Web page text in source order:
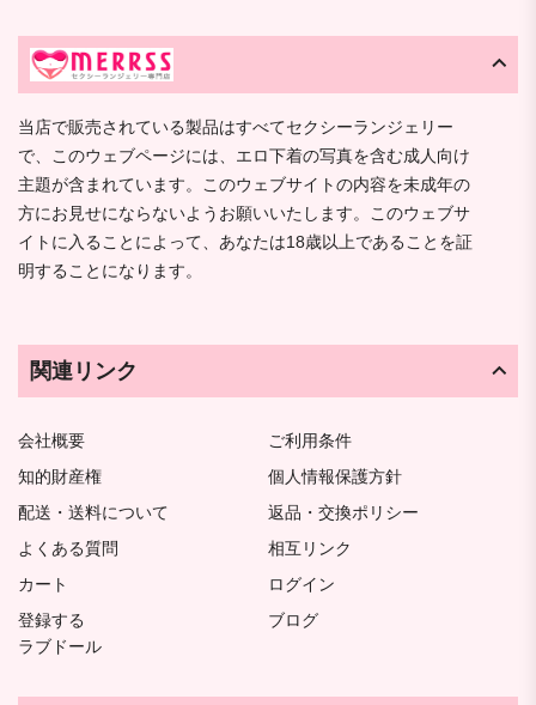
当店で販売されている製品はすべてセクシーランジェリー
で、このウェブページには、エロ下着の写真を含む成人向け
主題が含まれています。このウェブサイトの内容を未成年の
方にお見せにならないようお願いいたします。このウェブサ
イトに入ることによって、あなたは18歳以上であることを証
明することになります。
関連リンク
会社概要
ご利用条件
知的財産権
個人情報保護方針
配送・送料について
返品・交換ポリシー
よくある質問
相互リンク
カート
ログイン
登録する
ブログ
ラブドール